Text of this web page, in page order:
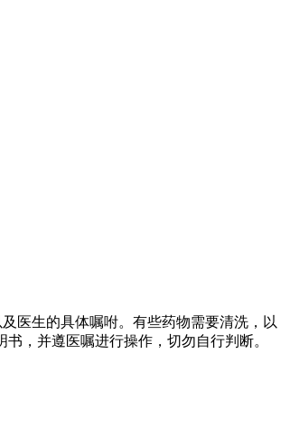
医生的具体嘱咐。有些药物需要清洗，以
，并遵医嘱进行操作，切勿自行判断。